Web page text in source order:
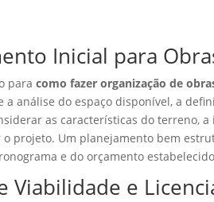
Inicial para
paracomo fazer organização de
a análise do espaço disponível, a
as características do terreno,
projeto. Um planejamento bem
e do orçamento
Viabilidade e